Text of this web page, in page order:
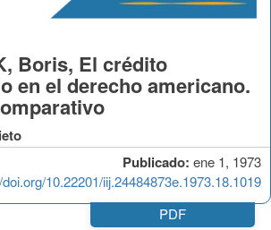
Publicado: ene 1, 1973
10.22201/iij.24484873e.1973.18.1019
Boris, El crédito
en el derecho americano.
PDF